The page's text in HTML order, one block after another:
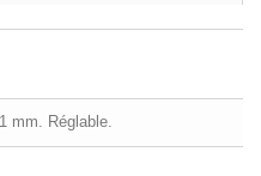
mm. Réglable.